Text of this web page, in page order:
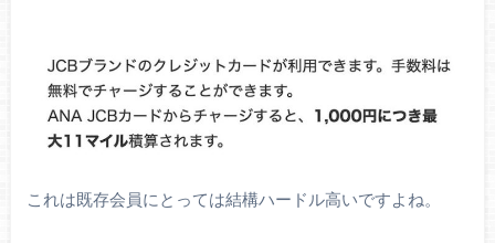
これは既存会員にとっては結構ハードル高いですよね。